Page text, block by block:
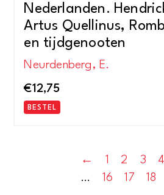
Nederlanden.
Artus Quellinus,
en tijdgenooten
Neurdenberg, E.
€12,75
BESTEL
← 1 2 3 4
…
16 17 18